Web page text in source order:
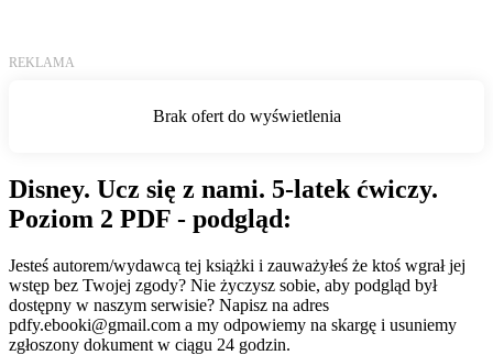
Disney. Ucz się z nami. 5-latek ćwiczy.
Poziom 2 PDF - podgląd:
Jesteś autorem/wydawcą tej książki i zauważyłeś że ktoś wgrał jej
wstęp bez Twojej zgody? Nie życzysz sobie, aby podgląd był
dostępny w naszym serwisie? Napisz na adres
pdfy.ebooki@gmail.com a my odpowiemy na skargę i usuniemy
zgłoszony dokument w ciągu 24 godzin.